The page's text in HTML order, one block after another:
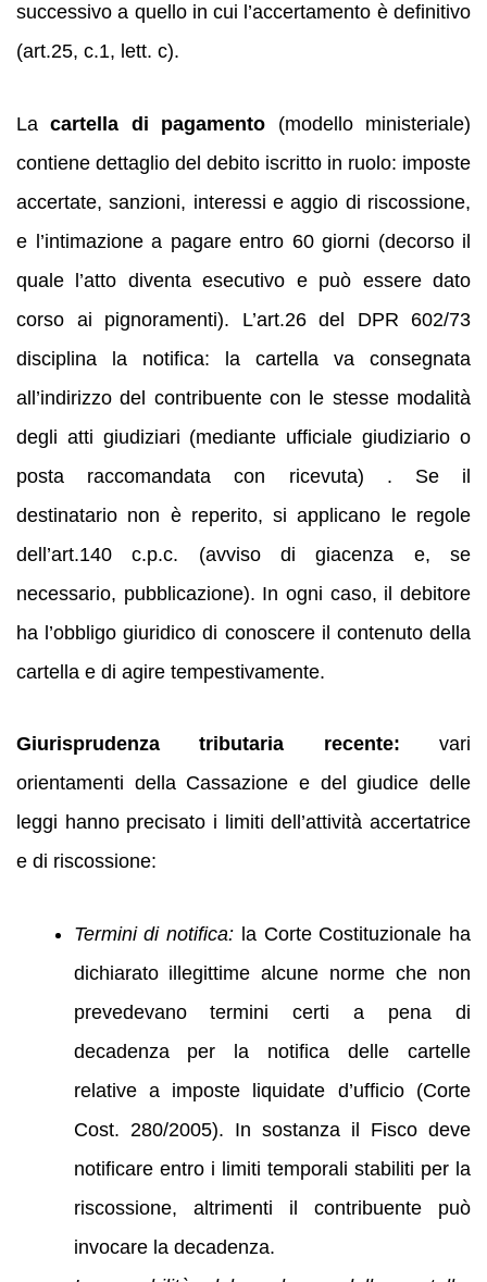
successivo a quello in cui l’accertamento è definitivo
(art.25, c.1, lett. c).
Lacartella di pagamento (modello ministeriale)
contiene dettaglio del debito iscritto in ruolo: imposte
accertate, sanzioni, interessi e aggio di riscossione,
e l’intimazione a pagare entro 60 giorni (decorso il
quale l’atto diventa esecutivo e può essere dato
corso ai pignoramenti). L’art.26 del DPR 602/73
disciplina la notifica: la cartella va consegnata
all’indirizzo del contribuente con le stesse modalità
degli atti giudiziari (mediante ufficiale giudiziario o
posta raccomandata con ricevuta) . Se il
destinatario non è reperito, si applicano le regole
dell’art.140 c.p.c. (avviso di giacenza e, se
necessario, pubblicazione). In ogni caso, il debitore
ha l’obbligo giuridico di conoscere il contenuto della
cartella e di agire tempestivamente.
Giurisprudenza tributaria recente: vari
orientamenti della Cassazione e del giudice delle
leggi hanno precisato i limiti dell’attività accertatrice
e di riscossione:
Termini di notifica: la Corte Costituzionale ha
dichiarato illegittime alcune norme che non
prevedevano termini certi a pena di
decadenza per la notifica delle cartelle
relative a imposte liquidate d’ufficio (Corte
Cost. 280/2005). In sostanza il Fisco deve
notificare entro i limiti temporali stabiliti per la
riscossione, altrimenti il contribuente può
invocare la decadenza.